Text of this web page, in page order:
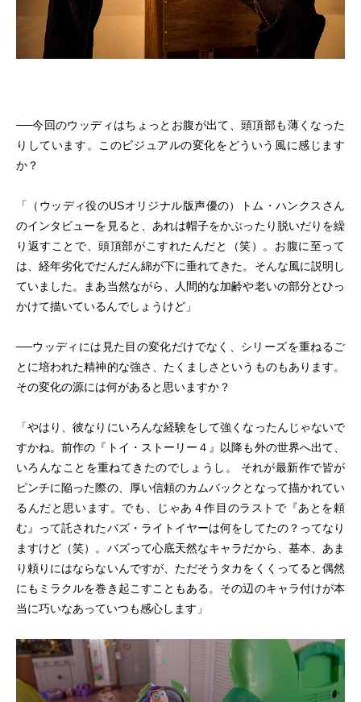
──今回のウッディはちょっとお腹が出て、頭頂部も薄くなった
りしています。このビジュアルの変化をどういう風に感じます
か？
「（ウッディ役のUSオリジナル版声優の）トム・ハンクスさん
のインタビューを見ると、あれは帽子をかぶったり脱いだりを繰
り返すことで、頭頂部がこすれたんだと（笑）。お腹に至って
は、経年劣化でだんだん綿が下に垂れてきた。そんな風に説明し
ていました。まあ当然ながら、人間的な加齢や老いの部分とひっ
かけて描いているんでしょうけど」
──ウッディには見た目の変化だけでなく、シリーズを重ねるご
とに培われた精神的な強さ、たくましさというものもあります。
その変化の源には何があると思いますか？
「やはり、彼なりにいろんな経験をして強くなったんじゃないで
すかね。前作の『トイ・ストーリー４』以降も外の世界へ出て、
いろんなことを重ねてきたのでしょうし。 それが最新作で皆が
ピンチに陥った際の、厚い信頼のカムバックとなって描かれてい
るんだと思います。でも、じゃあ４作目のラストで『あとを頼
む』って託されたバズ・ライトイヤーは何をしてたの？ってなり
ますけど（笑）。バズって心底天然なキャラだから、基本、あま
り頼りにはならないんですが、ただそうタカをくくってると偶然
にもミラクルを巻き起こすこともある。その辺のキャラ付けが本
当に巧いなあっていつも感心します」